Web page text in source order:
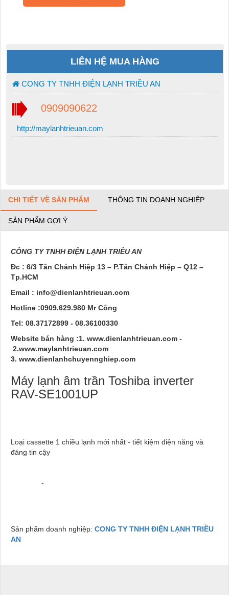
LIÊN HỆ MUA HÀNG
CONG TY TNHH ĐIỆN LẠNH TRIỀU AN
0909090622
http://maylanhtrieuan.com
CHI TIẾT VỀ SẢN PHẨM THÔNG TIN DOANH NGHIỆP
SẢN PHẨM GỢI Ý
CÔNG TY TNHH ĐIỆN LẠNH TRIỀU AN
Đc : 6/3 Tân Chánh Hiệp 13 – P.Tân Chánh Hiệp – Q12 –
Tp.HCM
Email : info@dienlanhtrieuan.com
Hotline :0909.629.980 Mr Công
Tel: 08.37172899 - 08.36100330
Website bán hàng :1. www.dienlanhtrieuan.com -
2.www.maylanhtrieuan.com
3. www.dienlanhchuyennghiep.com
Máy lạnh âm trần Toshiba inverter
RAV-SE1001UP
Loại cassette 1 chiều lạnh mới nhất - tiết kiệm điện năng và
đáng tin cậy
-
Sản phẩm doanh nghiệp: CONG TY TNHH ĐIỆN LẠNH TRIỀU
AN